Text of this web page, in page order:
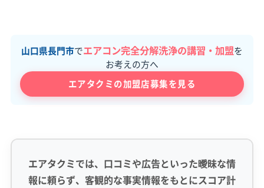
山口県長門市でエアコン完全分解洗浄の講習・加盟を
お考えの方へ
エアタクミの加盟店募集を見る
エアタクミでは、口コミや広告といった曖昧な情
報に頼らず、客観的な事実情報をもとにスコア計